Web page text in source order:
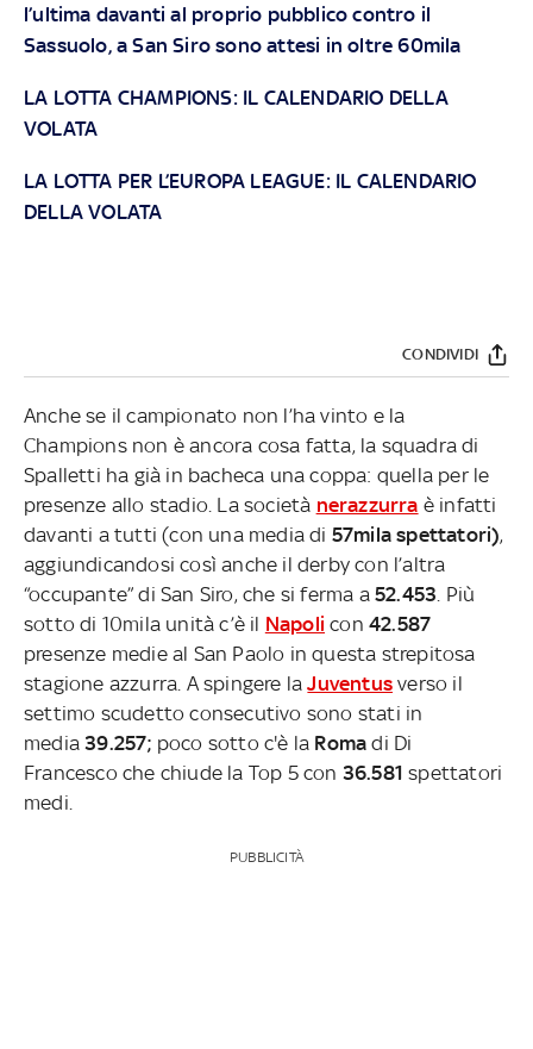
l’ultima davanti al proprio pubblico contro il
Sassuolo, a San Siro sono attesi in oltre 60mila
LA LOTTA CHAMPIONS: IL CALENDARIO DELLA
VOLATA
LA LOTTA PER L’EUROPA LEAGUE: IL CALENDARIO
DELLA VOLATA
CONDIVIDI
Anche se il campionato non l’ha vinto e la
Champions non è ancora cosa fatta, la squadra di
Spalletti ha già in bacheca una coppa: quella per le
presenze allo stadio. La società nerazzurra è infatti
davanti a tutti (con una media di 57mila spettatori),
aggiundicandosi così anche il derby con l’altra
“occupante” di San Siro, che si ferma a 52.453 . Più
sotto di 10mila unità c’è il Napoli con42.587
presenze medie al San Paolo in questa strepitosa
stagione azzurra. A spingere laJuventus verso il
settimo scudetto consecutivo sono stati in
media39.257; poco sotto c'è la Romadi Di
Francesco che chiude la Top 5 con 36.581 spettatori
medi.
PUBBLICITÀ